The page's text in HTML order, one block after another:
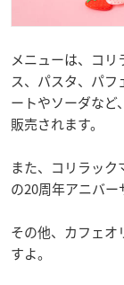
メニューは、コリ
ス、パスタ、パ
ートやソーダなど
販売されます。
また、コリラッ
の20周年アニバー
その他、カフェオ
すよ。